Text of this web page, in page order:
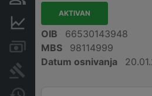
Financijski podaci
Računi i blokade
AKTIVAN
OIB
66530143948
MBS
98114999
Datum osnivanja